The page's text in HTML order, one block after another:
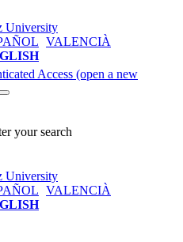
VALENCIÀ
Access (open a new
your search
VALENCIÀ